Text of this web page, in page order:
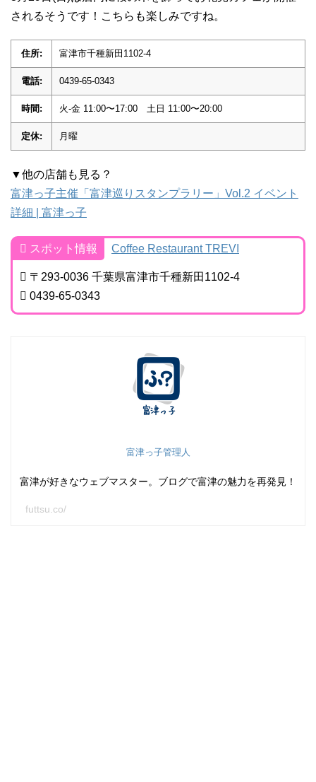
されるそうです！こちらも楽しみですね。
住所: 富津市千種新田1102-4
電話: 0439-65-0343
時間: 火-金 11:00〜17:00 土日 11:00〜20:00
定休: 月曜
▼他の店舗も見る？
富津っ子主催「富津巡りスタンプラリー」Vol.2 イベント
詳細 | 富津っ子
スポット情報 Coffee Restaurant TREVI
〒293-0036 千葉県富津市千種新田1102-4
0439-65-0343
富津っ子管理人
富津が好きなウェブマスター。ブログで富津の魅力を再発見！
futtsu.co/